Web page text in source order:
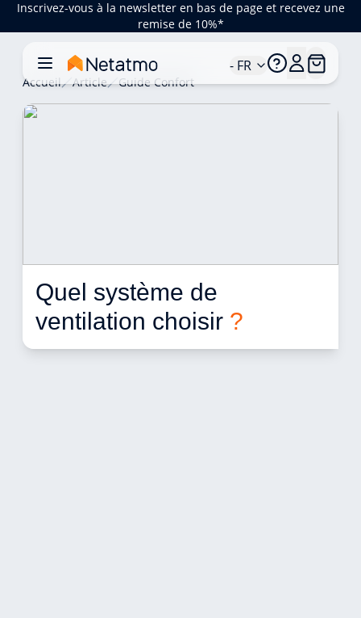
Inscrivez-vous à la newsletter en bas de page et recevez une
remise de 10%*
- FR
Accueil Article Guide Confort
Quel système de
ventilation choisir ?